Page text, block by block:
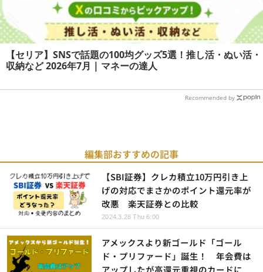
【セリア】SNSで話題の100均グッズ5選！推し活・ぬい活・
収納など 2026年7月 | マネーの達人
Recommended by
編集部おすすめの記事
【SBI証券】クレカ積立10万円引き上
げの対応でまさかのポイント還元率が
改悪 楽天証券との比較
2024.3.28 Thu 6:00
アメックスより新ゴールド「ゴール
ド・プリファード」誕生！ 年会費は
アップしたが高還元重視のカードに